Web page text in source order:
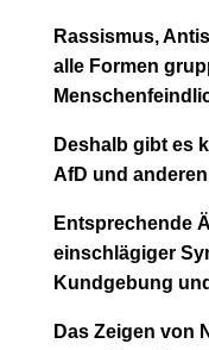
Rassismus,
alle Formen
Deshalb gibt es
AfD und
Entsprechende
einschlägiger
Kundgebung
Das Zeigen von